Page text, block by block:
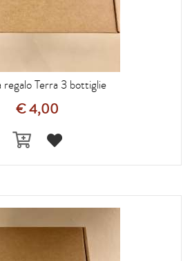
regalo Terra 3 bottiglie
€ 4,00